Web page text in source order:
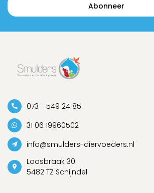
Abonneer
073 - 549 24 85
31 06 19960502
info@smulders-diervoeders.nl
Loosbraak 30
5482 TZ Schijndel